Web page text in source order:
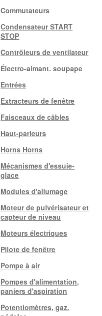
Commutateurs
Condensateur START
STOP
Contrôleurs de ventilateur
Électro-aimant. soupape
Entrées
Extracteurs de fenêtre
Faisceaux de câbles
Haut-parleurs
Horns Horns
Mécanismes d'essuie-
glace
Modules d'allumage
Moteur de pulvérisateur et
capteur de niveau
Moteurs électriques
Pilote de fenêtre
Pompe à air
Pompes d'alimentation,
paniers d'aspiration
Potentiomètres, gaz.